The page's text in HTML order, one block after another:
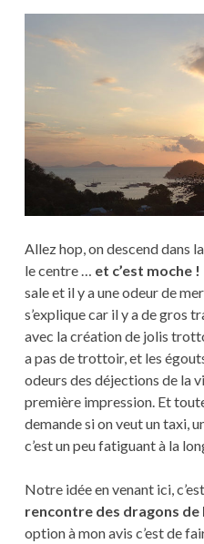
Allez hop, on descend dans
le centre … et c’est moche !
sale et il y a une odeur de
s’explique car il y a de gros
avec la création de jolis
a pas de trottoir, et les
odeurs des déjections de la
première impression. Et
demande si on veut un taxi,
c’est un peu fatiguant à la
Notre idée en venant ici,
rencontre des dragons de
option à mon avis c’est de